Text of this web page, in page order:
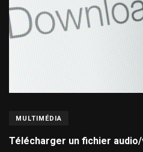
MULTIMÉDIA
Télécharger un fichier audio/